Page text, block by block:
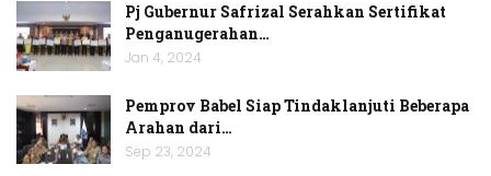
Pj Gubernur Safrizal Serahkan Sertifikat
Penganugerahan…
Jan 4, 2024
Pemprov Babel Siap Tindaklanjuti Beberapa
Arahan dari…
Sep 23, 2024